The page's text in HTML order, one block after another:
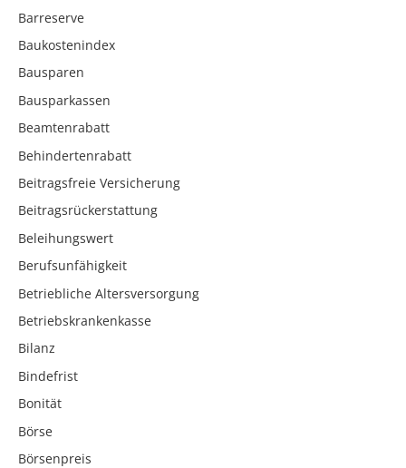
Barreserve
Baukostenindex
Bausparen
Bausparkassen
Beamtenrabatt
Behindertenrabatt
Beitragsfreie Versicherung
Beitragsrückerstattung
Beleihungswert
Berufsunfähigkeit
Betriebliche Altersversorgung
Betriebskrankenkasse
Bilanz
Bindefrist
Bonität
Börse
Börsenpreis